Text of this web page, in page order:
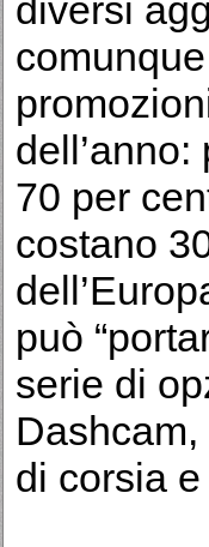
diversi
70 per
costano
può
serie di
di corsia